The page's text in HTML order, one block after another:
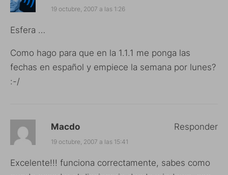
19 octubre, 2007 a las 1:26
Esfera …
Como hago para que en la 1.1.1 me ponga las
fechas en español y empiece la semana por lunes?
:-/
Macdo
19 octubre, 2007 a las 15:41
Excelente!!! funciona correctamente, sabes como
Responder